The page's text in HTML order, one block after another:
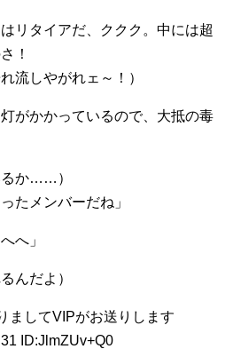
リタイアだ、ククク。中には超
！
流しやがれェ～！）
がかかっているので、大抵の毒
るか……）
たメンバーだね」
へ」
んだよ）
ましてVIPがお送りします
ID:JlmZUv+Q0